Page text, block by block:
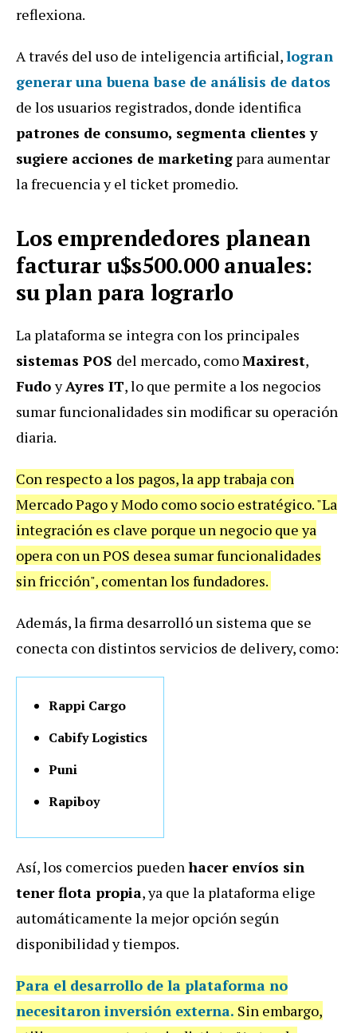
reflexiona.
A través del uso de inteligencia artificial,logran
generar una buena base de análisis de datos
de los usuarios registrados, donde identifica
patrones de consumo, segmenta clientes y
sugiere acciones de marketing para aumentar
la frecuencia y el ticket promedio.
Los emprendedores planean
facturar u$s500.000 anuales:
su plan para lograrlo
La plataforma se integra con los principales
sistemas POS del mercado, comoMaxirest,
FudoyAyres IT, lo que permite a los negocios
sumar funcionalidades sin modificar su operación
diaria.
Con respecto a los pagos, la app trabaja con
Mercado Pago y Modo como socio estratégico. "La
integración es clave porque un negocio que ya
opera con un POS desea sumar funcionalidades
sin fricción", comentan los fundadores.
Además, la firma desarrolló un sistema que se
conecta con distintos servicios de delivery, como:
Rappi Cargo
Cabify Logistics
Puni
Rapiboy
Así, los comercios puedenhacer envíos sin
tener flota propia, ya que la plataforma elige
automáticamente la mejor opción según
disponibilidad y tiempos.
Para el desarrollo de la plataforma no
necesitaron inversión externa. Sin embargo,